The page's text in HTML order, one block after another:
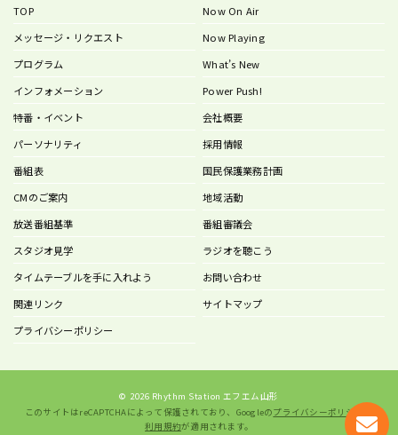
TOP
メッセージ・リクエスト
プログラム
インフォメーション
特番・イベント
パーソナリティ
番組表
CMのご案内
Now On Air
Now Playing
What’s New
Power Push!
会社概要
採用情報
国民保護業務計画
地域活動
放送番組基準
番組審議会
スタジオ見学
ラジオを聴こう
タイムテーブルを手に入れよう
お問い合わせ
関連リンク
サイトマップ
プライバシーポリシー
© 2026 Rhythm Station エフエム山形
このサイトはreCAPTCHAによって保護されており、Googleのプライバシーポリシー
利用規約が適用されます。